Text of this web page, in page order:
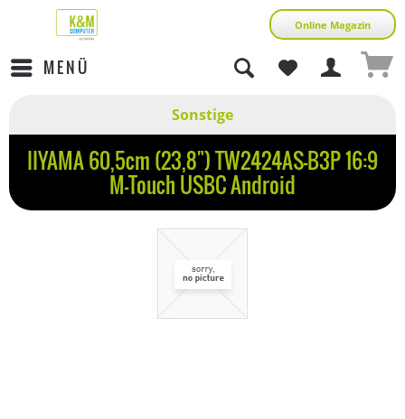
Online Magazin
MENÜ
Sonstige
IIYAMA 60,5cm (23,8") TW2424AS-B3P 16:9
M-Touch USBC Android